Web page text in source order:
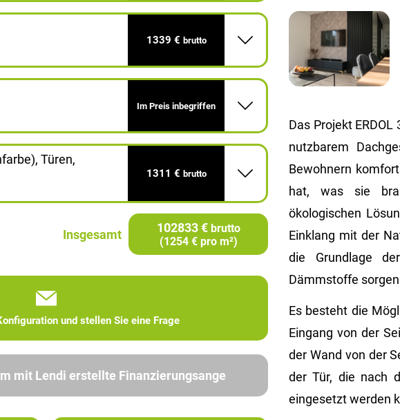
Das Projekt
nutzbarem
Bewohnern
hat, was sie
ökologischen
Einklang mit der
die Grundlage
Dämmstoffe
Es besteht die
Eingang von der
der Wand von der
der Tür, die nach
eingesetzt werden
1339 € brutto
Im Preis inbegriffen
Türen,
1311 € brutto
Insgesamt 102833 € brutto
(1254 € pro m²)
und stellen Sie eine Frage
mit Lendi erstellte Finanzierungsange